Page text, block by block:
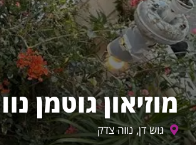
מוזיאון גוטמן
גוש דן, נווה צדק